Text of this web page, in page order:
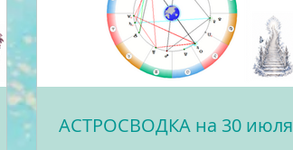
АСТРОСВОДКА на 30 июля